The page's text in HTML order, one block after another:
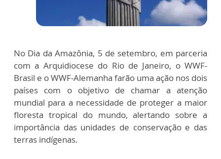
No Dia da Amazônia, 5 de setembro, em parceria
com a Arquidiocese do Rio de Janeiro, o WWF-
Brasil e o WWF-Alemanha farão uma ação nos dois
países com o objetivo de chamar a atenção
mundial para a necessidade de proteger a maior
floresta tropical do mundo, alertando sobre a
importância das unidades de conservação e das
terras indígenas.